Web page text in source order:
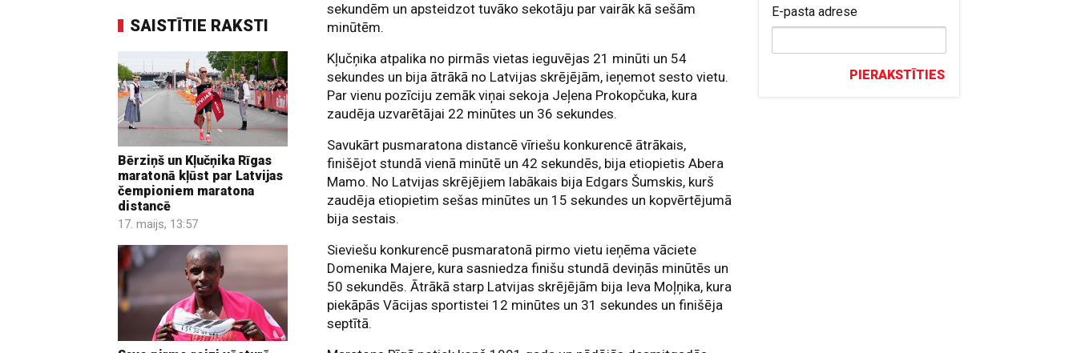
SAISTĪTIE RAKSTI
Bērziņš un Kļučņika Rīgas
maratonā kļūst par Latvijas
čempioniem maratona
distancē
17. maijs, 13:57
sekundēm un apsteidzot tuvāko sekotāju par vairāk kā sešām
minūtēm.
Kļučņika atpalika no pirmās vietas ieguvējas 21 minūti un 54
sekundes un bija ātrākā no Latvijas skrējējām, ieņemot sesto vietu.
Par vienu pozīciju zemāk viņai sekoja Jeļena Prokopčuka, kura
zaudēja uzvarētājai 22 minūtes un 36 sekundes.
Savukārt pusmaratona distancē vīriešu konkurencē ātrākais,
finišējot stundā vienā minūtē un 42 sekundēs, bija etiopietis Abera
Mamo. No Latvijas skrējējiem labākais bija Edgars Šumskis, kurš
zaudēja etiopietim sešas minūtes un 15 sekundes un kopvērtējumā
bija sestais.
Sieviešu konkurencē pusmaratonā pirmo vietu ieņēma vāciete
Domenika Majere, kura sasniedza finišu stundā deviņās minūtēs un
50 sekundēs. Ātrākā starp Latvijas skrējējām bija Ieva Moļņika, kura
piekāpās Vācijas sportistei 12 minūtes un 31 sekundes un finišēja
septītā.
E-pasta adrese
PIERAKSTĪTIES